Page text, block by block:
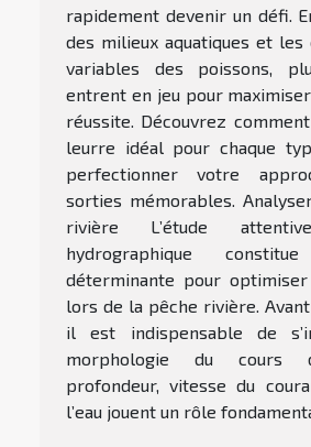
rapidement devenir un défi.
des milieux aquatiques et
variables des poissons,
entrent en jeu pour
réussite. Découvrez
leurre idéal pour chaque
perfectionner votre
sorties mémorables.
rivière L’étude
hydrographique
déterminante pour
lors de la pêche rivière.
il est indispensable de
morphologie du cours
profondeur, vitesse du
l’eau jouent un rôle